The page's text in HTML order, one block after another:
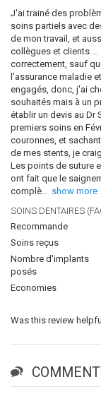
J'ai trainé des
soins partiels avec
de mon travail, et
collègues et clients
correctement, sauf
l'assurance maladie
engagés, donc, j'ai
souhaités mais à un
établir un devis au Dr
premiers soins en
couronnes, et
de mes stents, je
Les points de suture
ont fait que le
complè... show more
SOINS DENTAIRES
Recommande
Soins reçus
Nombre d'implants
posés
Economies
Was this review